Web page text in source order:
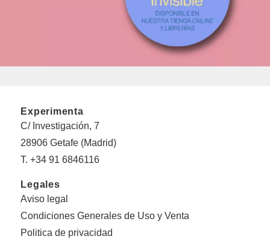
Experimenta
C/ Investigación, 7
28906 Getafe (Madrid)
T. +34 91 6846116
Legales
Aviso legal
Condiciones Generales de Uso y Venta
Politica de privacidad